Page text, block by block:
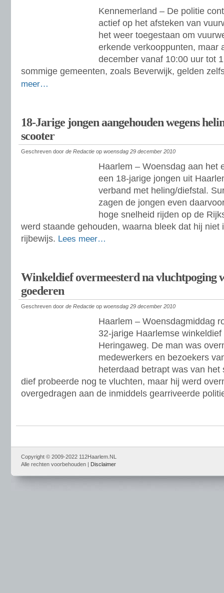
Kennemerland – De politie
actief op het afsteken van
het weer toegestaan om
erkende verkooppunten, maar
december vanaf 10:00 uur tot
sommige gemeenten, zoals Beverwijk, gelden
meer…
18-Jarige jongen aangehouden wegens
scooter
Geschreven door de Redactie op woensdag 29 december 2010
Haarlem – Woensdag aan het
een 18-jarige jongen uit
verband met heling/diefstal.
zagen de jongen even
hoge snelheid rijden op de
werd staande gehouden, waarna bleek dat hij niet
rijbewijs. Lees meer…
Winkeldief overmeesterd na vluchtpoging
goederen
Geschreven door de Redactie op woensdag 29 december 2010
Haarlem – Woensdagmiddag
32-jarige Haarlemse
Heringaweg. De man was
medewerkers en bezoekers
heterdaad betrapt was van
dief probeerde nog te vluchten, maar hij werd
overgedragen aan de inmiddels gearriveerde
Copyright © 2009-2022 112Haarlem.NL
Alle rechten voorbehouden | Disclaimer